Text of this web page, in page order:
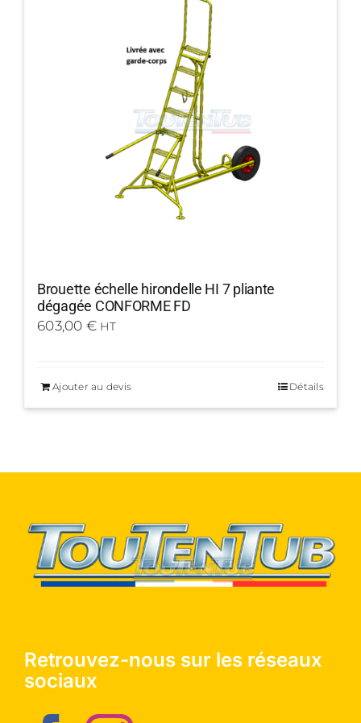
Brouette échelle hirondelle HI 7 pliante
dégagée CONFORME FD
603,00 € HT
Ajouter au devis Détails
Retrouvez-nous sur les réseaux
sociaux